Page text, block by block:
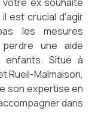
est crucial d'agir
les mesures
une aide
enfants. Situé à
Rueil-Malmaison,
son expertise en
dans